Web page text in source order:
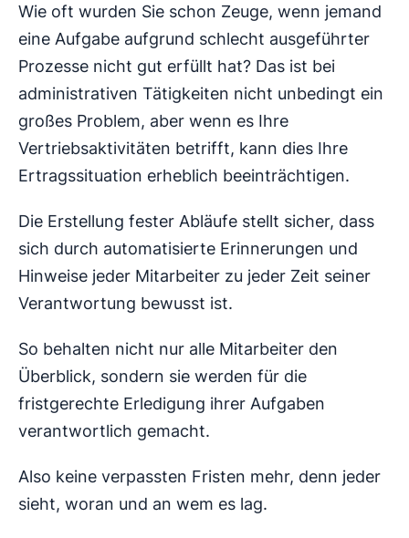
Wie oft wurden Sie schon Zeuge, wenn jemand
eine Aufgabe aufgrund schlecht ausgeführter
Prozesse nicht gut erfüllt hat? Das ist bei
administrativen Tätigkeiten nicht unbedingt ein
großes Problem, aber wenn es Ihre
Vertriebsaktivitäten betrifft, kann dies Ihre
Ertragssituation erheblich beeinträchtigen.
Die Erstellung fester Abläufe stellt sicher, dass
sich durch automatisierte Erinnerungen und
Hinweise jeder Mitarbeiter zu jeder Zeit seiner
Verantwortung bewusst ist.
So behalten nicht nur alle Mitarbeiter den
Überblick, sondern sie werden für die
fristgerechte Erledigung ihrer Aufgaben
verantwortlich gemacht.
Also keine verpassten Fristen mehr, denn jeder
sieht, woran und an wem es lag.